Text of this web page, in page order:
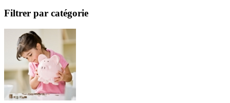
Filtrer par catégorie